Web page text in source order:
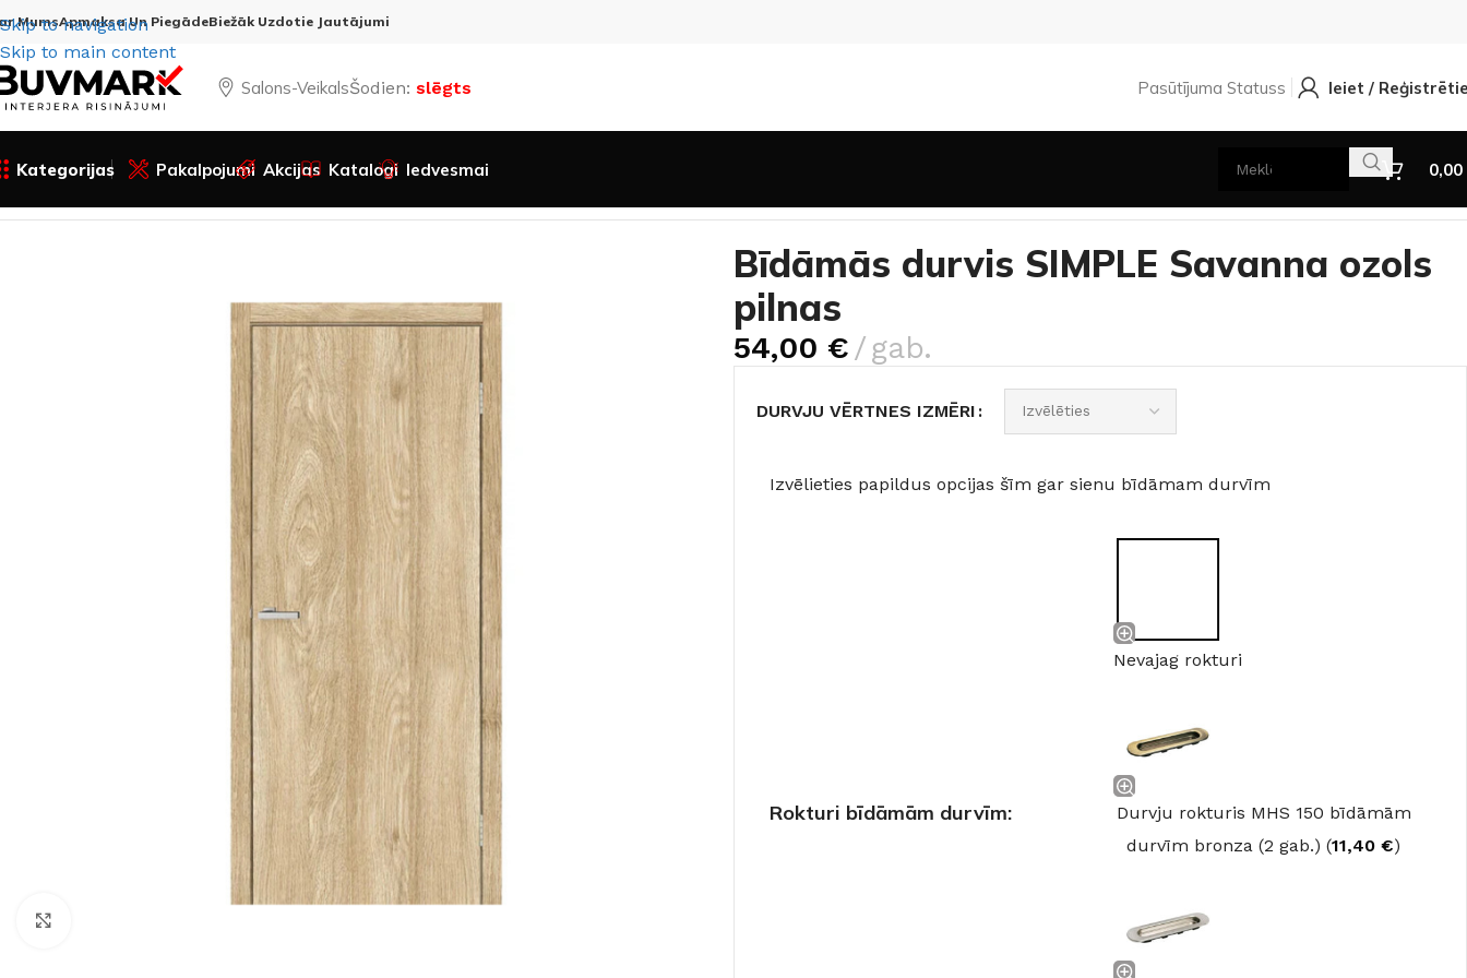
Skip to navigation
Skip to main content
MumsApmaksa Un PiegādeBiežāk Uzdotie Jautājumi
Salons-VeikalsŠodien: slēgts Pasūtījuma Statuss Ieiet /
Kategorijas Pakalpojumi Akcijas Katalogi Iedvesmai
0,00
Bīdāmās durvis SIMPLE Savanna ozols
pilnas
54,00 € gab.
DURVJU VĒRTNES IZMĒRI
Izvēlieties papildus opcijas šīm gar sienu bīdāmam durvīm
Rokturi bīdāmām durvīm:
Nevajag rokturi
Durvju rokturis MHS 150 bīdāmām
durvīm bronza (2 gab.) (11,40 €)